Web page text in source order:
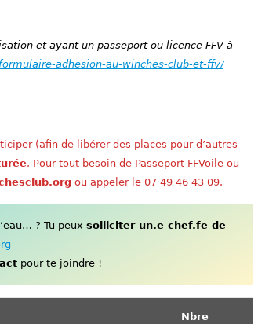
et ayant un passeport ou licence FFV à
adhesion-au-winches-club-et-ffv/
(afin de libérer des places pour d’autres
. Pour tout besoin de Passeport FFVoile ou
ou appeler le 07 49 46 43 09.
? Tu peux solliciter un.e chef.fe de
pour te joindre !
Nbre